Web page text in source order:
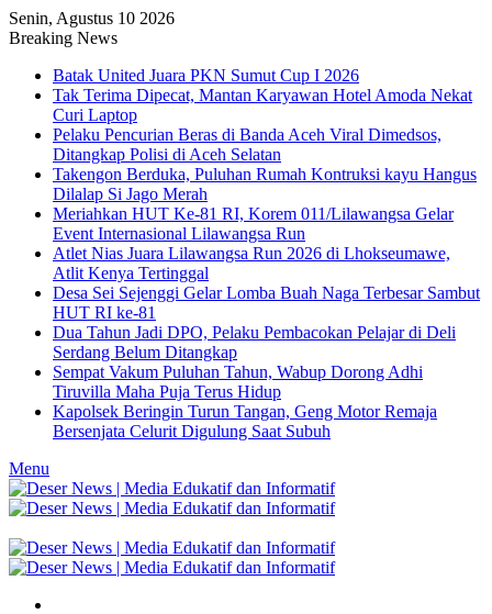
Senin, Agustus 10 2026
Breaking News
Batak United Juara PKN Sumut Cup I 2026
Tak Terima Dipecat, Mantan Karyawan Hotel Amoda Nekat
Curi Laptop
Pelaku Pencurian Beras di Banda Aceh Viral Dimedsos,
Ditangkap Polisi di Aceh Selatan
Takengon Berduka, Puluhan Rumah Kontruksi kayu Hangus
Dilalap Si Jago Merah
Meriahkan HUT Ke-81 RI, Korem 011/Lilawangsa Gelar
Event Internasional Lilawangsa Run
Atlet Nias Juara Lilawangsa Run 2026 di Lhokseumawe,
Atlit Kenya Tertinggal
Desa Sei Sejenggi Gelar Lomba Buah Naga Terbesar Sambut
HUT RI ke-81
Dua Tahun Jadi DPO, Pelaku Pembacokan Pelajar di Deli
Serdang Belum Ditangkap
Sempat Vakum Puluhan Tahun, Wabup Dorong Adhi
Tiruvilla Maha Puja Terus Hidup
Kapolsek Beringin Turun Tangan, Geng Motor Remaja
Bersenjata Celurit Digulung Saat Subuh
Menu